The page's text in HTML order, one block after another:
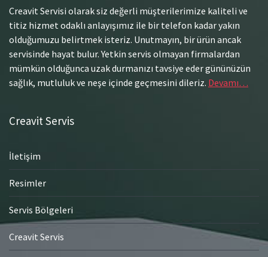
Creavit Servisi olarak siz değerli müşterilerimize kaliteli ve
titiz hizmet odaklı anlayışımız ile bir telefon kadar yakın
olduğumuzu belirtmek isteriz. Unutmayın, bir ürün ancak
servisinde hayat bulur. Yetkin servis olmayan firmalardan
mümkün olduğunca uzak durmanızı tavsiye eder gününüzün
sağlık, mutluluk ve neşe içinde geçmesini dileriz. Devamı…
Creavit Servis
İletişim
Resimler
Servis Bölgeleri
Creavit Servis